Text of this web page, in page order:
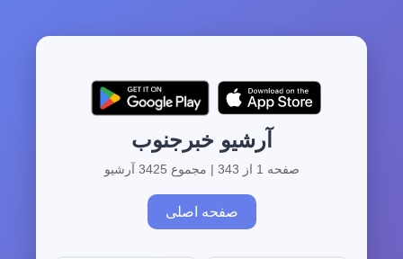
آرشیو خبرجنوب
صفحه 1 از 343 | مجموع 3425 آرشیو
صفحه اصلی